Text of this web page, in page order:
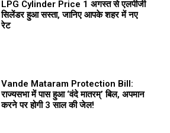
LPG Cylinder Price 1 अगस्त से एलपीजी
सिलेंडर हुआ सस्ता, जानिए आपके शहर में नए
रेट
Vande Mataram Protection Bill:
राज्यसभा में पास हुआ ‘वंदे मातरम्’ बिल, अपमान
करने पर होगी 3 साल की जेल!